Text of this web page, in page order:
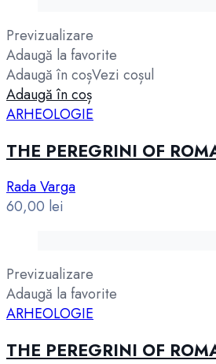
Previzualizare
Adaugă la favorite
Adaugă în coșVezi coșul
Adaugă în coș
ARHEOLOGIE
THE PEREGRINI OF
Rada Varga
60,00 lei
Previzualizare
Adaugă la favorite
ARHEOLOGIE
THE PEREGRINI OF